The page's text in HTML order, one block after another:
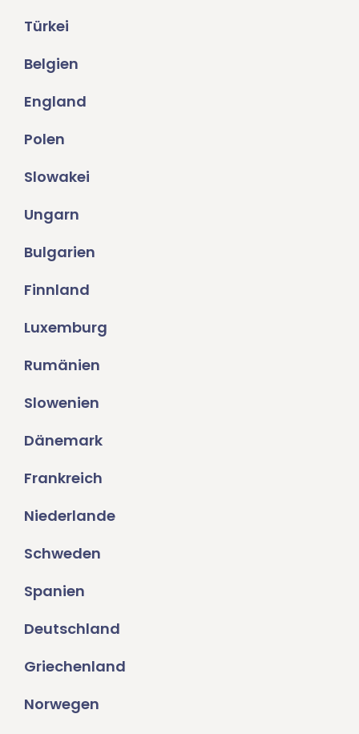
Türkei
Belgien
England
Polen
Slowakei
Ungarn
Bulgarien
Finnland
Luxemburg
Rumänien
Slowenien
Dänemark
Frankreich
Niederlande
Schweden
Spanien
Deutschland
Griechenland
Norwegen